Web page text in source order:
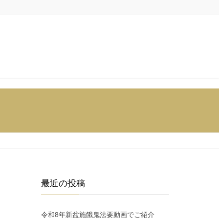
最近の投稿
令和8年新盆施餓鬼法要動画でご紹介